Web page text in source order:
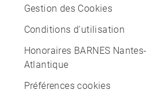
Gestion des Cookies
Conditions d'utilisation
Honoraires BARNES Nantes-
Atlantique
Préférences cookies